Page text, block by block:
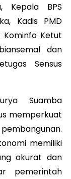
Kepala BPS
Kadis PMD
Kominfo Ketut
dan
Sensus
Suamba
memperkuat
memiliki
akurat dan
pemerintah